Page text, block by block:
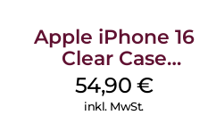
Apple iPhone 16
Clear Case
MagSafe
Transparent
54,90 €
inkl. MwSt.